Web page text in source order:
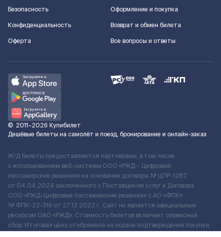
Безопасность
Конфиденциальность
Оферта
Оформление и покупка
Возврат и обмен билета
Все вопросы и ответы
© 2011–2026 Купибилет
Дешёвые билеты на самолёт и поезд, бронирование и онлайн-заказ
Ж/Д билеты предоставляются партнёрами, в том числе
с использованием веб-системы ООО «РЖД – Цифровые
пассажирские решения» на основании договора № ЦПР-1282
от 04.04.2024 заключенного с Поставщиком услуг и Договора
ООО «РЖД-Цифровые пассажирские решения» c АО «ФПК»
№ ФПК-22-316 от 27.12.2022 г. Сайт не является официальным
ресурсом ОАО «РЖД». Стоимость билетов включает сервисный
сбор. Итоговая цена отображена на экране подтверждения покупки.